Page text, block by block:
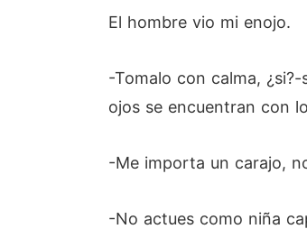
El hombre vio mi enojo.
-Tomalo con calma,
ojos se encuentran con
-Me importa un carajo,
-No actues como niña